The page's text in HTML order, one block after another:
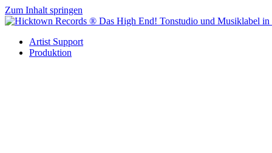
Zum Inhalt springen
Artist Support
Produktion